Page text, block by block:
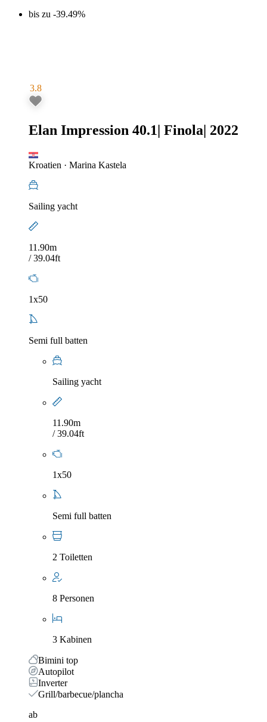
bis zu -39.49%
3.8
Elan Impression 40.1 Finola 2022
Kroatien · Marina Kastela
Sailing yacht
11.90m
/ 39.04ft
1x50
Semi full batten
Sailing yacht
11.90m
/ 39.04ft
1x50
Semi full batten
2 Toiletten
8 Personen
3 Kabinen
Bimini top
Autopilot
Inverter
Grill/barbecue/plancha
ab